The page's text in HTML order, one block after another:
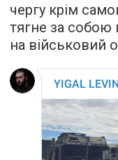
чергу крім
тягне за собою
на військовий